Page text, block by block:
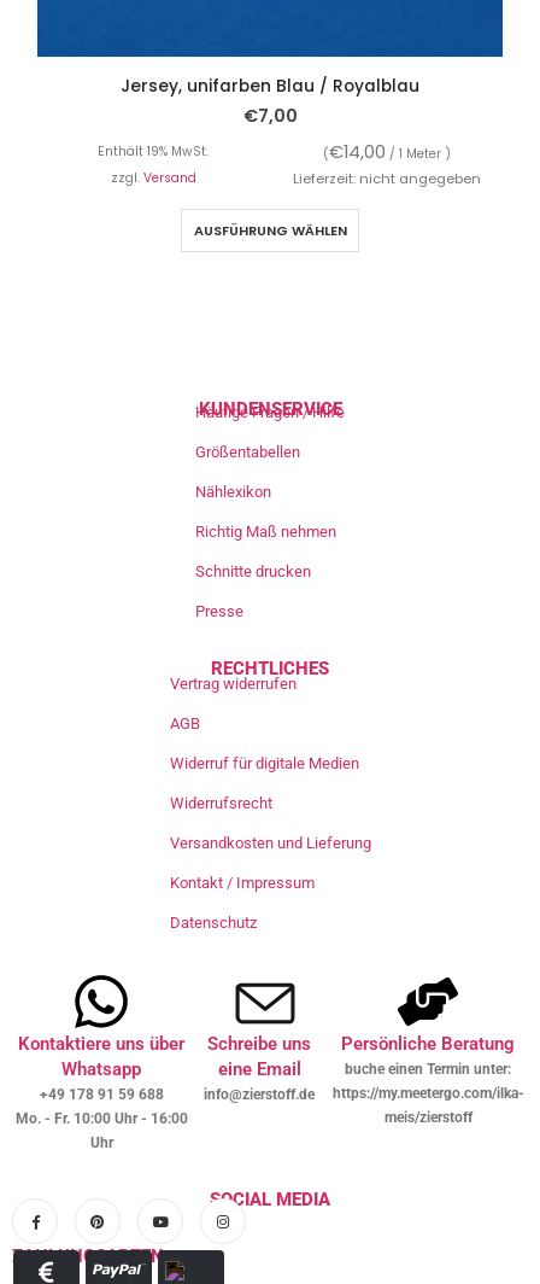
Jersey, unifarben Blau / Royalblau
€7,00
Enthält 19% MwSt. (€14,00 / 1 Meter )
zzgl. Versand Lieferzeit: nicht angegeben
AUSFÜHRUNG WÄHLEN
KUNDENSERVICE
Häufige Fragen / Hilfe
Größentabellen
Nählexikon
Richtig Maß nehmen
Schnitte drucken
Presse
RECHTLICHES
Vertrag widerrufen
AGB
Widerruf für digitale Medien
Widerrufsrecht
Versandkosten und Lieferung
Kontakt / Impressum
Datenschutz
Kontaktiere uns über
Whatsapp
+49 178 91 59 688
Mo. - Fr. 10:00 Uhr - 16:00
Uhr
Schreibe uns
eine Email
info@zierstoff.de
Persönliche Beratung
buche einen Termin unter:
https://my.meetergo.com/ilka-
meis/zierstoff
SOCIAL MEDIA
ZAHLUNGSARTEN